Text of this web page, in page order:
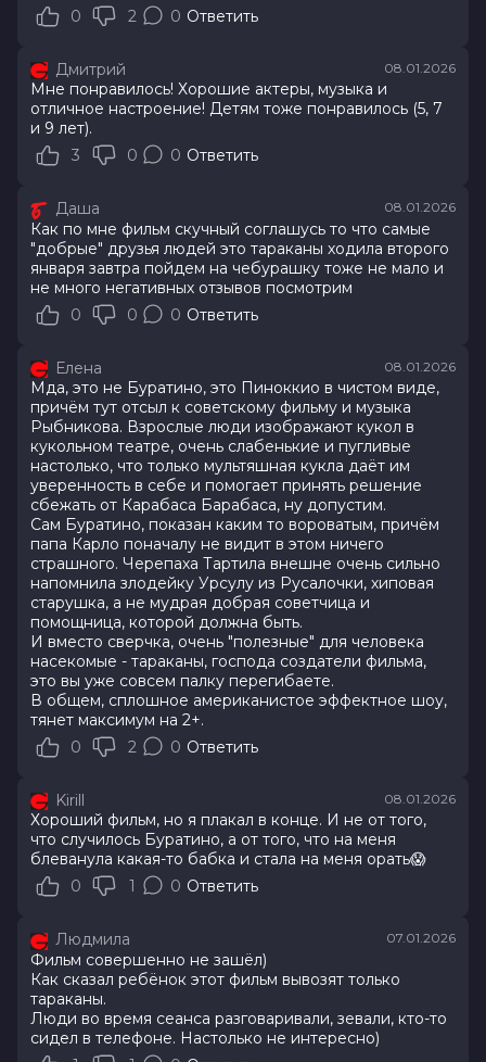
0
2 0 Ответить
Дмитрий 08.01.2026
Мне понравилось! Хорошие актеры, музыка и
отличное настроение! Детям тоже понравилось (5, 7
и 9 лет).
3
0 0 Ответить
Даша 08.01.2026
Как по мне фильм скучный соглашусь то что самые
"добрые" друзья людей это тараканы ходила второго
января завтра пойдем на чебурашку тоже не мало и
не много негативных отзывов посмотрим
0
0 0 Ответить
Елена 08.01.2026
Мда, это не Буратино, это Пиноккио в чистом виде,
причём тут отсыл к советскому фильму и музыка
Рыбникова. Взрослые люди изображают кукол в
кукольном театре, очень слабенькие и пугливые
настолько, что только мультяшная кукла даёт им
уверенность в себе и помогает принять решение
сбежать от Карабаса Барабаса, ну допустим.
Сам Буратино, показан каким то вороватым, причём
папа Карло поначалу не видит в этом ничего
страшного. Черепаха Тартила внешне очень сильно
напомнила злодейку Урсулу из Русалочки, хиповая
старушка, а не мудрая добрая советчица и
помощница, которой должна быть.
И вместо сверчка, очень "полезные" для человека
насекомые - тараканы, господа создатели фильма,
это вы уже совсем палку перегибаете.
В общем, сплошное американистое эффектное шоу,
тянет максимум на 2+.
0
2 0 Ответить
Kirill 08.01.2026
Хороший фильм, но я плакал в конце. И не от того,
что случилось Буратино, а от того, что на меня
блеванула какая-то бабка и стала на меня орать😱
0
1 0 Ответить
Людмила 07.01.2026
Фильм совершенно не зашёл)
Как сказал ребёнок этот фильм вывозят только
тараканы.
Люди во время сеанса разговаривали, зевали, кто-то
сидел в телефоне. Настолько не интересно)